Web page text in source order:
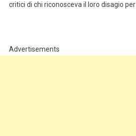
critici di chi riconosceva il loro disagio
Advertisements